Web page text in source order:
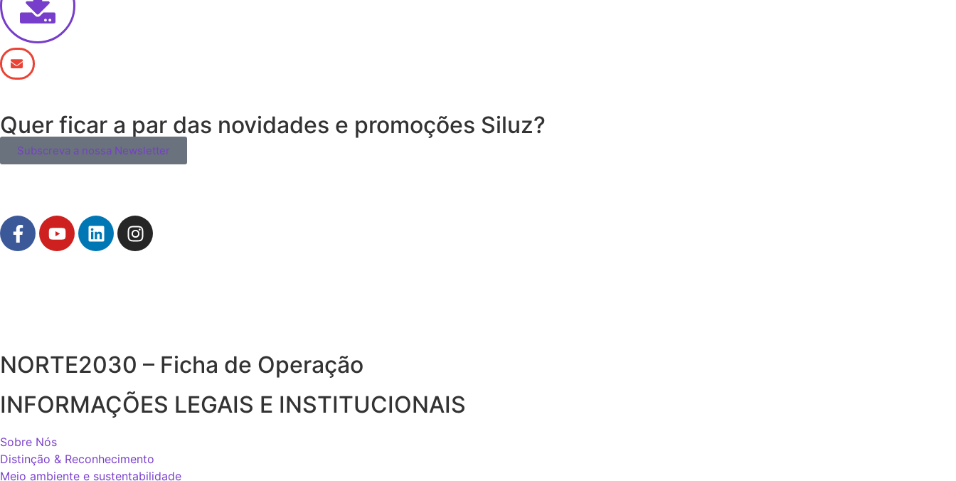
Quer ficar a par das novidades e promoções Siluz?
Subscreva a nossa Newsletter
NORTE2030 – Ficha de Operação
INFORMAÇÕES LEGAIS E INSTITUCIONAIS
Sobre Nós
Distinção & Reconhecimento
Meio ambiente e sustentabilidade